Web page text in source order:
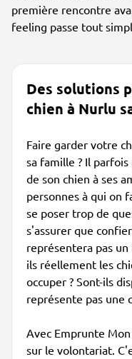
première rencontre
feeling passe tout
Des solutions
chien à Nurlu
Faire garder votre
sa famille ? Il
de son chien à ses
personnes à qui on
se poser trop de
s'assurer que
représentera pas
ils réellement les
occuper ? Sont-ils
représente pas une
Avec Emprunte
sur le volontariat.